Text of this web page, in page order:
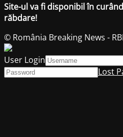
Site-ul va fi disponibil în
răbdare!
© România Breaking News -
User Login
Lost